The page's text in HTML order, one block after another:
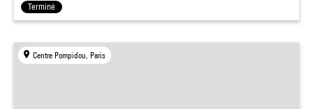
Terminé
Centre Pompidou, Paris